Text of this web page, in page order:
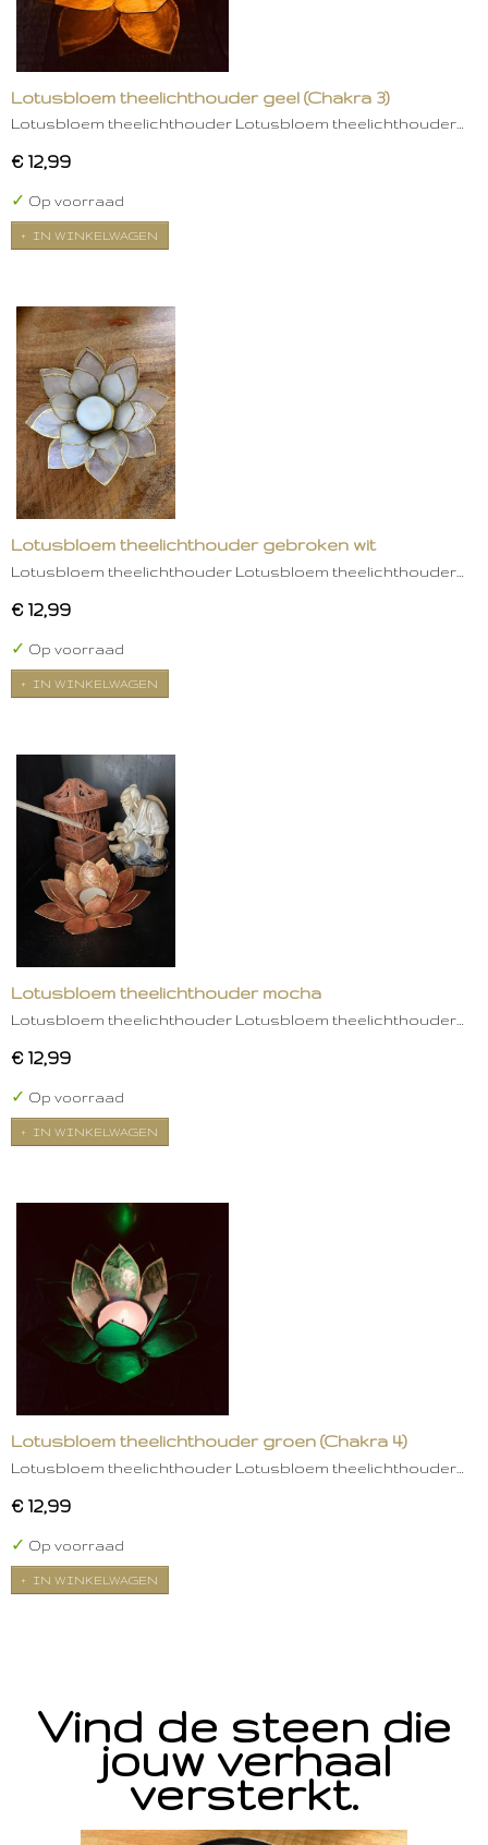
Lotusbloem theelichthouder geel (Chakra 3)
Lotusbloem theelichthouder Lotusbloem theelichthouder…
€ 12,99
✓ Op voorraad
IN WINKELWAGEN
Lotusbloem theelichthouder gebroken wit
Lotusbloem theelichthouder Lotusbloem theelichthouder…
€ 12,99
✓ Op voorraad
IN WINKELWAGEN
Lotusbloem theelichthouder mocha
Lotusbloem theelichthouder Lotusbloem theelichthouder…
€ 12,99
✓ Op voorraad
IN WINKELWAGEN
Lotusbloem theelichthouder groen (Chakra 4)
Lotusbloem theelichthouder Lotusbloem theelichthouder…
€ 12,99
✓ Op voorraad
IN WINKELWAGEN
Vind de steen die
jouw verhaal
versterkt.